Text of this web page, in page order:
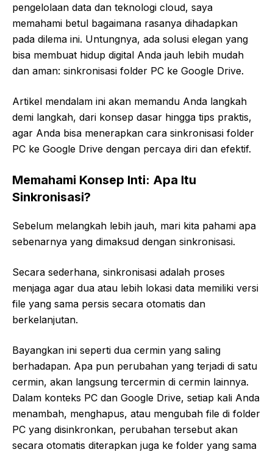
pengelolaan data dan teknologi cloud, saya
memahami betul bagaimana rasanya dihadapkan
pada dilema ini. Untungnya, ada solusi elegan yang
bisa membuat hidup digital Anda jauh lebih mudah
dan aman: sinkronisasi folder PC ke Google Drive.
Artikel mendalam ini akan memandu Anda langkah
demi langkah, dari konsep dasar hingga tips praktis,
agar Anda bisa menerapkan cara sinkronisasi folder
PC ke Google Drive dengan percaya diri dan efektif.
Memahami Konsep Inti: Apa Itu
Sinkronisasi?
Sebelum melangkah lebih jauh, mari kita pahami apa
sebenarnya yang dimaksud dengan sinkronisasi.
Secara sederhana, sinkronisasi adalah proses
menjaga agar dua atau lebih lokasi data memiliki versi
file yang sama persis secara otomatis dan
berkelanjutan.
Bayangkan ini seperti dua cermin yang saling
berhadapan. Apa pun perubahan yang terjadi di satu
cermin, akan langsung tercermin di cermin lainnya.
Dalam konteks PC dan Google Drive, setiap kali Anda
menambah, menghapus, atau mengubah file di folder
PC yang disinkronkan, perubahan tersebut akan
secara otomatis diterapkan juga ke folder yang sama